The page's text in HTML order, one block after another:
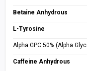
Betaine Anhydrous
L-Tyrosine
Alpha GPC 50% (Alpha
Caffeine Anhydrous